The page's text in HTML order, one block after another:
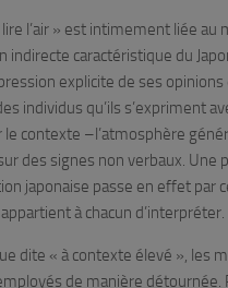
lire l’air » est intimement liée au
indirecte caractéristique du
explicite de ses
individus qu’ils s’expriment
le contexte –l’atmosphère
des signes non verbaux. Une
japonaise passe en effet par
à chacun d’interpréter.
dite « à contexte élevé », les
de manière détournée.